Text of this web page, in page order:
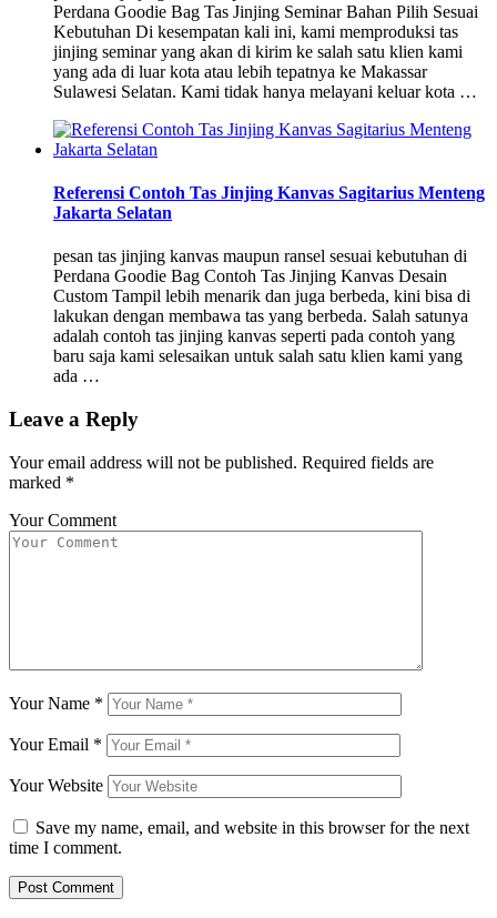
Perdana Goodie Bag Tas Jinjing Seminar Bahan Pilih Sesuai
Kebutuhan Di kesempatan kali ini, kami memproduksi tas
jinjing seminar yang akan di kirim ke salah satu klien kami
yang ada di luar kota atau lebih tepatnya ke Makassar
Sulawesi Selatan. Kami tidak hanya melayani keluar kota …
Referensi Contoh Tas Jinjing Kanvas Sagitarius Menteng
Jakarta Selatan
pesan tas jinjing kanvas maupun ransel sesuai kebutuhan di
Perdana Goodie Bag Contoh Tas Jinjing Kanvas Desain
Custom Tampil lebih menarik dan juga berbeda, kini bisa di
lakukan dengan membawa tas yang berbeda. Salah satunya
adalah contoh tas jinjing kanvas seperti pada contoh yang
baru saja kami selesaikan untuk salah satu klien kami yang
ada …
Leave a Reply
Your email address will not be published. Required fields are
marked *
Your Comment
Your Name *
Your Email *
Your Website
Save my name, email, and website in this browser for the next
time I comment.